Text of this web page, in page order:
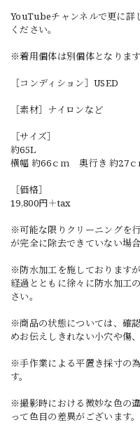
YouTubeチャンネルで更に詳
ください。
※着用個体は別個体となりま
［コンディション］USED
［素材］ナイロンなど
［サイズ］
約65L
横幅 約66ｃｍ 奥行き 約27
［価格］
19,800円＋tax
※可能な限りクリーニングを
が完全に除去できていない場
※防水加工を施しております
経過とともに徐々に防水加工
さい。
※商品の状態については、確
めお伝えしきれない小穴や傷
※手作業による平置き採寸の
す。
※撮影時における微妙な色の
って色目の差異がございます。